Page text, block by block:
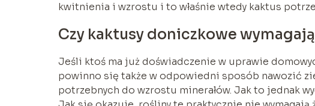
kwitnienia i wzrostu i to właśnie wtedy kaktus
Czy kaktusy doniczkowe
Jeśli ktoś ma już doświadczenie w uprawie
powinno się także w odpowiedni sposób nawozić
potrzebnych do wzrostu minerałów. Jak to jednak